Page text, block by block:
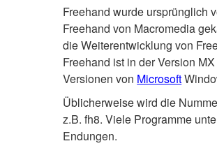
Freehand wurde ursprünglich
Freehand von Macromedia
die Weiterentwicklung von
Freehand ist in der Version
Versionen von Microsoft
Üblicherweise wird die
z.B. fh8. Viele Programme
Endungen.